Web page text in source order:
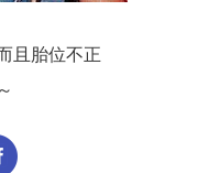
且胎位不正